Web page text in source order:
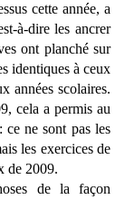
cette année, a
à-dire les ancrer
ont planché sur
identiques à ceux
années scolaires.
cela a permis au
ce ne sont pas les
les exercices de
de 2009.
de la façon